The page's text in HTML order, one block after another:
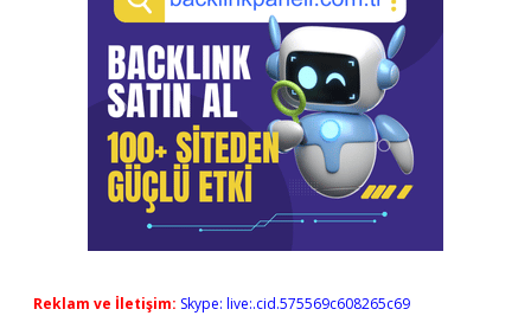
Reklam ve İletişim: Skype: live:.cid.575569c608265c69